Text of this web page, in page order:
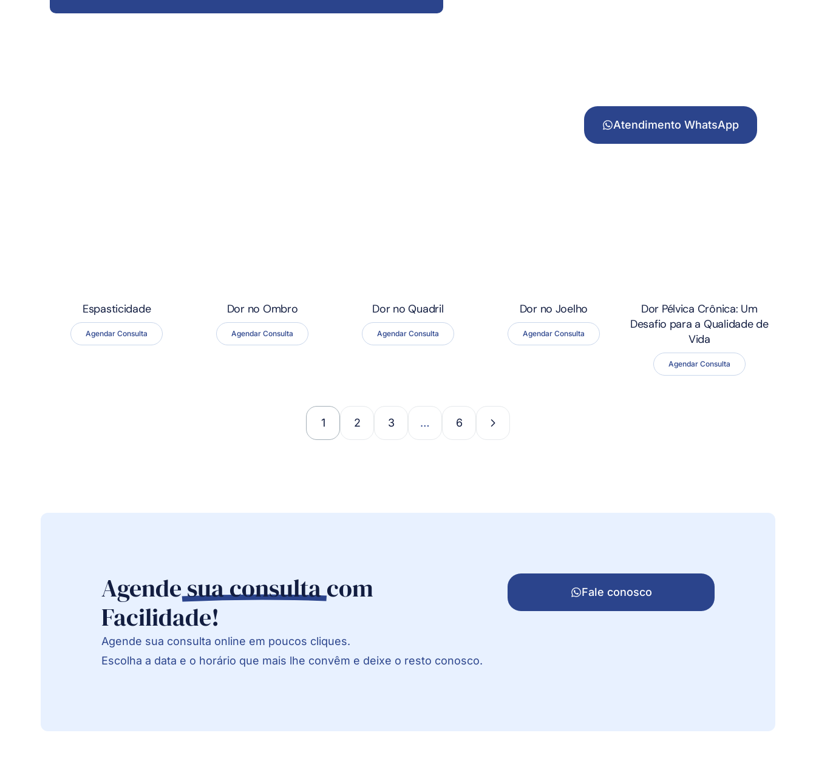
Atendimento WhatsApp
Espasticidade
Agendar Consulta
Dor no Ombro
Agendar Consulta
Dor no Quadril
Agendar Consulta
Dor no Joelho
Agendar Consulta
Dor Pélvica Crônica: Um
Desafio para a Qualidade de
Vida
Agendar Consulta
1 2 3 … 6
Agendesua consultacom
Facilidade!
Agende sua consulta online em poucos cliques.
Escolha a data e o horário que mais lhe convêm e deixe o resto conosco.
Fale conosco